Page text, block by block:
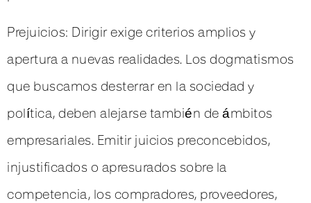
Prejuicios: Dirigir exige criterios amplios y
apertura a nuevas realidades. Los dogmatismos
que buscamos desterrar en la sociedad y
política, deben alejarse también de ámbitos
empresariales. Emitir juicios preconcebidos,
injustificados o apresurados sobre la
competencia, los compradores, proveedores,